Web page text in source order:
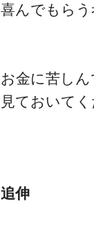
喜んでもらう
お金に苦し
見ておいてく
追伸